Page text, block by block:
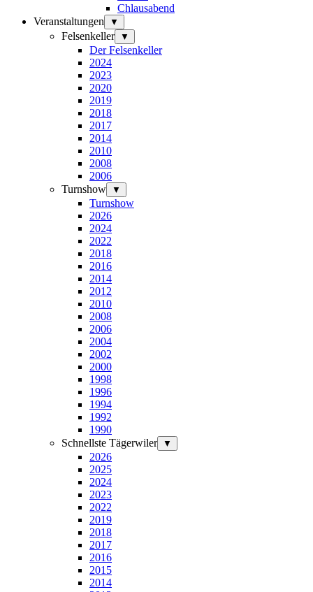
Chlausabend
Veranstaltungen
▼
Felsenkeller ▼
Der Felsenkeller
2024
2023
2020
2019
2018
2017
2014
2010
2008
2006
Turnshow
▼
Turnshow
2026
2024
2022
2018
2016
2014
2012
2010
2008
2006
2004
2002
2000
1998
1996
1994
1992
1990
Schnellste Tägerwiler
▼
2026
2025
2024
2023
2022
2019
2018
2017
2016
2015
2014